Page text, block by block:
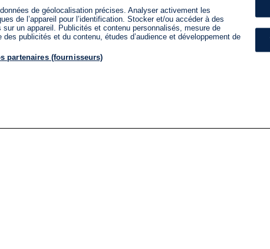
de géolocalisation précises. Analyser activement les
de l’appareil pour l’identification. Stocker et/ou accéder à des
sur un appareil. Publicités et contenu personnalisés, mesure de
des publicités et du contenu, études d’audience et développement de
partenaires (fournisseurs)